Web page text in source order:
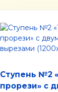
Ступень №2
прорези» с